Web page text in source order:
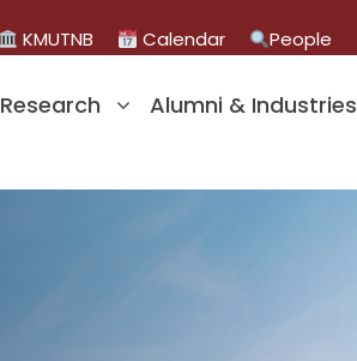
KMUTNB Calendar People
Research Alumni & Industries